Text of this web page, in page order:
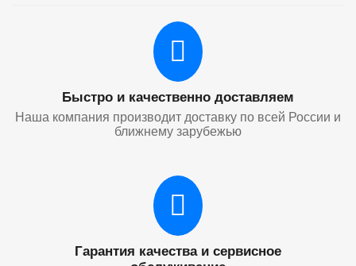
Быстро и качественно доставляем
Наша компания производит доставку по всей России и
ближнему зарубежью
Гарантия качества и сервисное